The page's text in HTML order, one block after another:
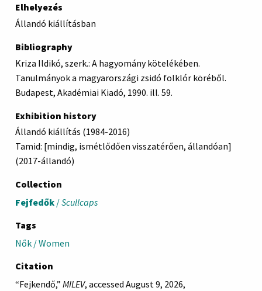
Elhelyezés
Állandó kiállításban
Bibliography
Kriza Ildikó, szerk.: A hagyomány kötelékében.
Tanulmányok a magyarországi zsidó folklór köréből.
Budapest, Akadémiai Kiadó, 1990. ill. 59.
Exhibition history
Állandó kiállítás (1984-2016)
Tamid: [mindig, ismétlődően visszatérően, állandóan]
(2017-állandó)
Collection
Fejfedők /Scullcaps
Tags
Nők / Women
Citation
“Fejkendő,” MILEV, accessed August 9, 2026,